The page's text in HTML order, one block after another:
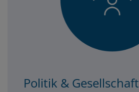
Politik & Gesellschaft